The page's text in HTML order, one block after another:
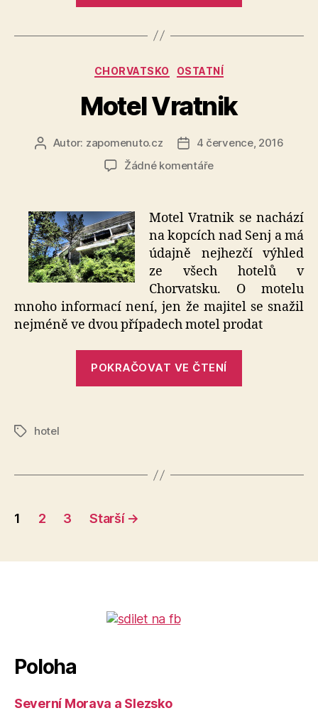
Rubriky
CHORVATSKO OSTATNÍ
Motel Vratnik
AutorAutor: zapomenuto.cz
Datum
příspěvku
4 července, 2016
Žádné komentářeu
názvem
Motel
Vratnik
Motel Vratnik se nachází
na kopcích nad Senj a má
údajně nejhezčí výhled
ze všech hotelů v
Chorvatsku. O motelu
mnoho informací není, jen že majitel se snažil
nejméně ve dvou případech motel prodat
POKRAČOVAT VE ČTENÍ
Štítkyhotel
Stránkování
1 2 3 Starší →
Poloha
Severní Morava a Slezsko